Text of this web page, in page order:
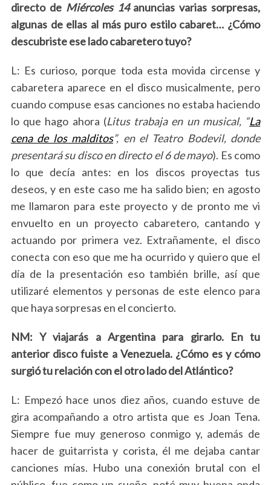
directo de Miércoles 14 anuncias varias sorpresas,
algunas de ellas al más puro estilo cabaret… ¿Cómo
descubriste ese lado cabaretero tuyo?
L: Es curioso, porque toda esta movida circense y
cabaretera aparece en el disco musicalmente, pero
cuando compuse esas canciones no estaba haciendo
lo que hago ahora (Litus trabaja en un musical, “La
cena de los malditos”, en el Teatro Bodevil, donde
presentará su discoen directo el 6 de mayo). Es como
lo que decía antes: en los discos proyectas tus
deseos, y en este caso me ha salido bien; en agosto
me llamaron para este proyecto y de pronto me vi
envuelto en un proyecto cabaretero, cantando y
actuando por primera vez. Extrañamente, el disco
conecta con eso que me ha ocurrido y quiero que el
día de la presentación eso también brille, así que
utilizaré elementos y personas de este elenco para
que haya sorpresas en el concierto.
NM: Y viajarás a Argentina para girarlo. En tu
anterior disco fuiste a Venezuela. ¿Cómo es y cómo
surgió tu relación con el otro lado del Atlántico?
L: Empezó hace unos diez años, cuando estuve de
gira acompañando a otro artista que es Joan Tena.
Siempre fue muy generoso conmigo y, además de
hacer de guitarrista y corista, él me dejaba cantar
canciones mías. Hubo una conexión brutal con el